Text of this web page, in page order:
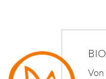
Von